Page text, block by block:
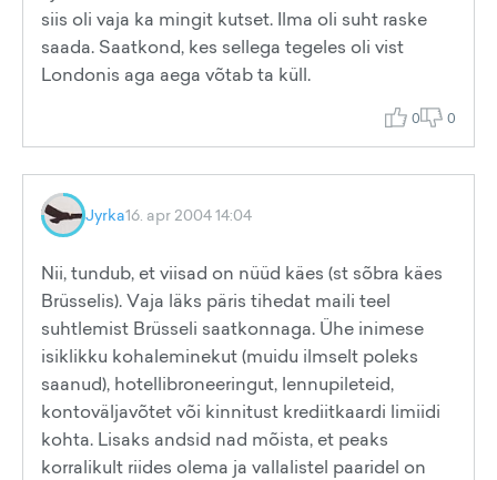
siis oli vaja ka mingit kutset. Ilma oli suht raske
saada. Saatkond, kes sellega tegeles oli vist
Londonis aga aega võtab ta küll.
0 0
Jyrka16. apr 2004 14:04
Nii, tundub, et viisad on nüüd käes (st sõbra käes
Brüsselis). Vaja läks päris tihedat maili teel
suhtlemist Brüsseli saatkonnaga. Ühe inimese
isiklikku kohaleminekut (muidu ilmselt poleks
saanud), hotellibroneeringut, lennupileteid,
kontoväljavõtet või kinnitust krediitkaardi limiidi
kohta. Lisaks andsid nad mõista, et peaks
korralikult riides olema ja vallalistel paaridel on